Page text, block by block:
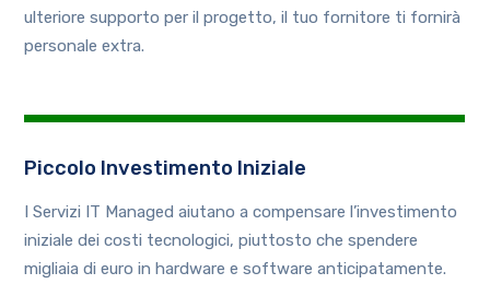
ulteriore supporto per il progetto, il tuo fornitore ti fornirà
personale extra.
Piccolo Investimento Iniziale
I Servizi IT Managed aiutano a compensare l’investimento
iniziale dei costi tecnologici, piuttosto che spendere
migliaia di euro in hardware e software anticipatamente.